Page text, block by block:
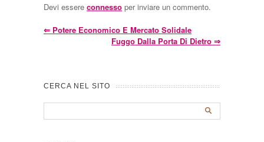
Devi essere connesso per inviare un commento.
⇐ Potere Economico E Mercato Solidale
Fuggo Dalla Porta Di Dietro ⇒
CERCA NEL SITO